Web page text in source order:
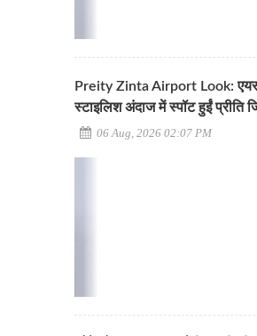
Preity Zinta Airport Look:
स्टाइलिश अंदाज में स्पॉट हुईं प्रीति
06 Aug, 2026 02:07 PM